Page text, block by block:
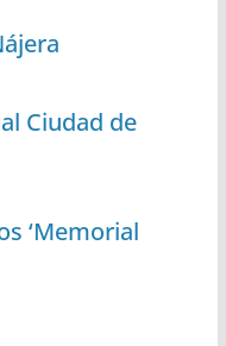
Ciudad de
‘Memorial